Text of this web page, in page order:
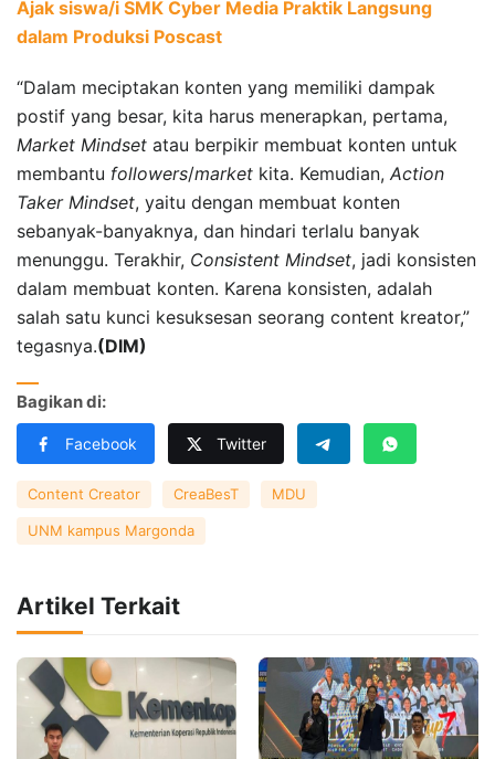
Ajak siswa/i SMK Cyber Media Praktik Langsung
dalam Produksi Poscast
“Dalam meciptakan konten yang memiliki dampak
postif yang besar, kita harus menerapkan, pertama,
Market Mindset atau berpikir membuat konten untuk
membantu followers/market kita. Kemudian, Action
Taker Mindset, yaitu dengan membuat konten
sebanyak-banyaknya, dan hindari terlalu banyak
menunggu. Terakhir, Consistent Mindset, jadi konsisten
dalam membuat konten. Karena konsisten, adalah
salah satu kunci kesuksesan seorang content kreator,”
tegasnya.(DIM)
Bagikan di:
Facebook Twitter
Content Creator CreaBesT MDU
UNM kampus Margonda
Artikel Terkait